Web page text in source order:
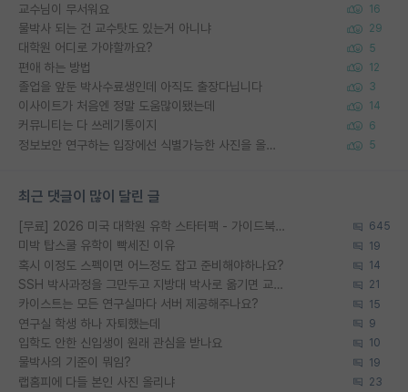
교수님이 무서워요 16
물박사 되는 건 교수탓도 있는거 아니냐 29
대학원 어디로 가야할까요? 5
편애 하는 방법 12
졸업을 앞둔 박사수료생인데 아직도 출장다닙니다 3
이사이트가 처음엔 정말 도움많이됐는데 14
커뮤니티는 다 쓰레기통이지 6
정보보안 연구하는 입장에선 식별가능한 사진을 올리는건 비추이긴함 5
최근 댓글이 많이 달린 글
[무료] 2026 미국 대학원 유학 스타터팩 - 가이드북 & 합격자 컨택메일 템플릿 645
미박 탑스쿨 유학이 빡세진 이유 19
혹시 이정도 스펙이면 어느정도 잡고 준비해야하나요? 14
SSH 박사과정을 그만두고 지방대 박사로 옮기면 교수의 꿈은 끝일까요? 21
카이스트는 모든 연구실마다 서버 제공해주나요? 15
연구실 학생 하나 자퇴했는데 9
입학도 안한 신입생이 원래 관심을 받나요 10
물박사의 기준이 뭐임? 19
랩홈피에 다들 본인 사진 올리냐 23